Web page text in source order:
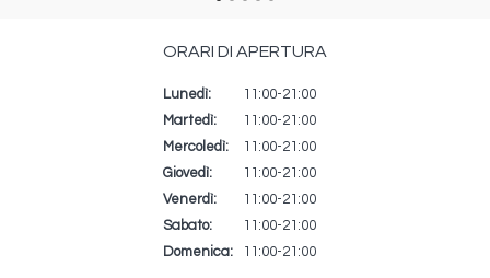
ORARI DI APERTURA
Giorno
Time
slot
Commento
Lunedì:
11:00-21:00
Martedì:
11:00-21:00
Mercoledì:
11:00-21:00
Giovedì:
11:00-21:00
Venerdì:
11:00-21:00
Sabato:
11:00-21:00
Domenica:
11:00-21:00